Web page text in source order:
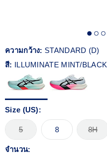
ความกว้าง: STANDARD (D)
สี: ILLUMINATE MINT/BLACK
Size (US):
5 8 8H
จำนวน: